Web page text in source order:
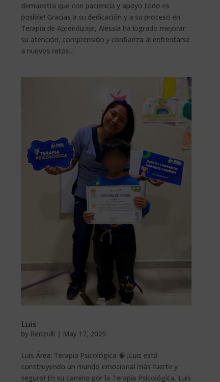
demuestra que con paciencia y apoyo todo es
posible! Gracias a su dedicación y a su proceso en
Terapia de Aprendizaje, Alessia ha logrado mejorar
su atención, comprensión y confianza al enfrentarse
a nuevos retos...
Luis
by Renzulli | May 17, 2025
Luis Área: Terapia Psicológica 🧠 ¡Luis está
construyendo un mundo emocional más fuerte y
seguro! En su camino por la Terapia Psicológica, Luis